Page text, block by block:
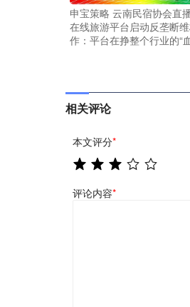
申宝策略 云南民宿协会直
在线旅游平台启动反垄断
作：平台在挣整个行业的“
相关评论
本文评分*
评论内容*